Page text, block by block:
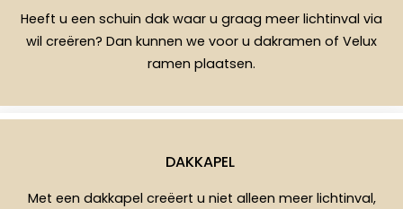
Heeft u een schuin dak waar u graag meer lichtinval via
wil creëren? Dan kunnen we voor u dakramen of Velux
ramen plaatsen.
DAKKAPEL
Met een dakkapel creëert u niet alleen meer lichtinval,